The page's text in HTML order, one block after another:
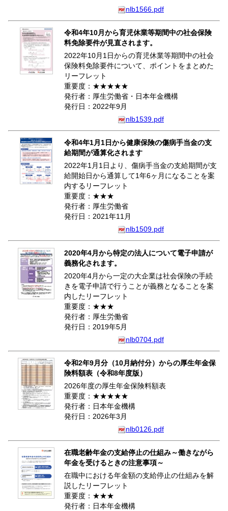
nlb1566.pdf
令和4年10月から育児休業等期間中の社会保険
料免除要件が見直されます。
2022年10月1日からの育児休業等期間中の社会
保険料免除要件について、ポイントをまとめた
リーフレット
重要度：★★★★★
発行者：厚生労働省・日本年金機構
発行日：2022年9月
nlb1539.pdf
令和4年1月1日から健康保険の傷病手当金の支
給期間が通算化されます
2022年1月1日より、傷病手当金の支給期間が支
給開始日から通算して1年6ヶ月になることを案
内するリーフレット
重要度：★★★
発行者：厚生労働省
発行日：2021年11月
nlb1509.pdf
2020年4月から特定の法人について電子申請が
義務化されます。
2020年4月から一定の大企業は社会保険の手続
きを電子申請で行うことが義務となることを案
内したリーフレット
重要度：★★★
発行者：厚生労働省
発行日：2019年5月
nlb0704.pdf
令和2年9月分（10月納付分）からの厚生年金保
険料額表（令和8年度版）
2026年度の厚生年金保険料額表
重要度：★★★★★
発行者：日本年金機構
発行日：2026年3月
nlb0126.pdf
在職老齢年金の支給停止の仕組み～働きながら
年金を受けるときの注意事項～
在職中における年金額の支給停止の仕組みを解
説したリーフレット
重要度：★★★
発行者：日本年金機構